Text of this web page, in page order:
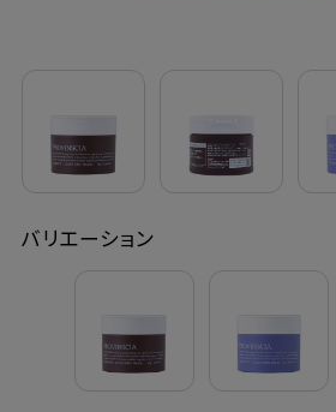
よくあるご質問
会員登録でお得
利用規約
バリエーション